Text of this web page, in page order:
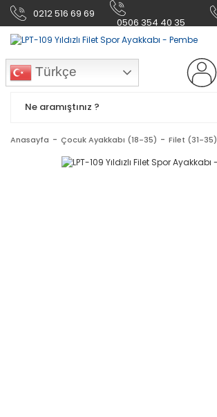
0212 516 69 69
0506 354 40 35
Türkçe
Anasayfa Çocuk Ayakkabı (18-35) Filet (31-35)